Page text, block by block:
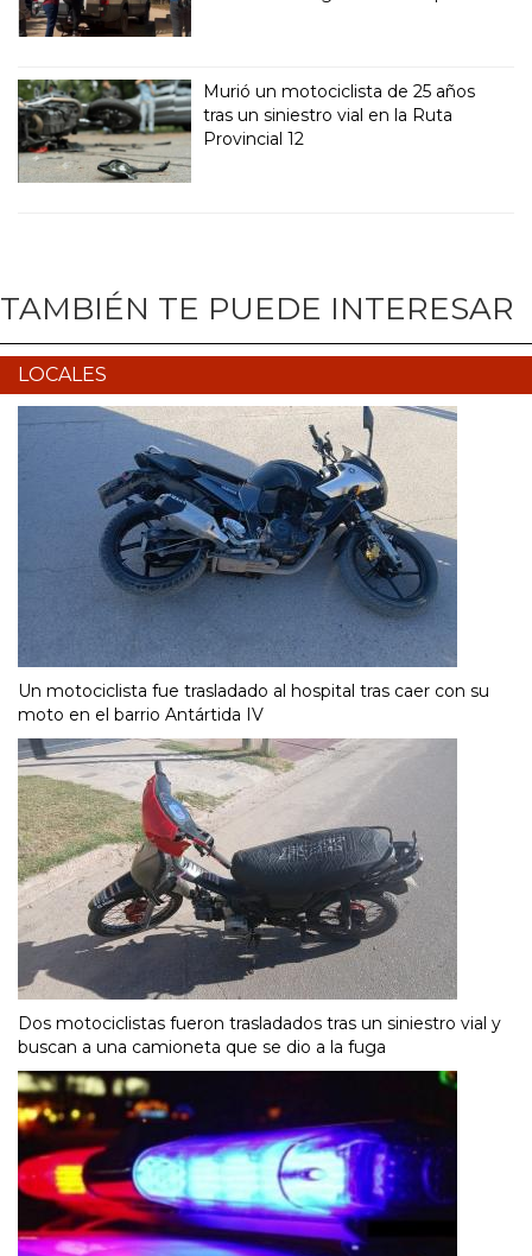
Murió un motociclista de 25 años
tras un siniestro vial en la Ruta
Provincial 12
TAMBIÉN TE PUEDE INTERESAR
LOCALES
Un motociclista fue trasladado al hospital tras caer con su
moto en el barrio Antártida IV
Dos motociclistas fueron trasladados tras un siniestro vial y
buscan a una camioneta que se dio a la fuga